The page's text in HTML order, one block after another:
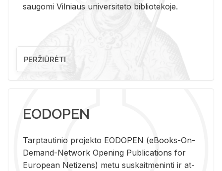
saugomi Vilniaus universiteto bibliotekoje.
PERŽIŪRĖTI
EODOPEN
Tarp­tau­ti­nio pro­jek­to EO­DO­PEN (eBo­oks-On-
De­mand-Ne­twork Ope­ning Pub­li­ca­tions for
Eu­ro­pe­an Ne­ti­zens) metu su­skait­me­nin­ti ir at­